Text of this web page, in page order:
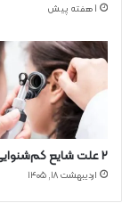
1 هفته پیش
۲ علت شایع‌ کم‌شنوایی
اردیبهشت ۱۸, ۱۴۰۵